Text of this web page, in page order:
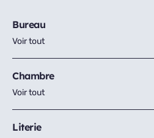
Bureau
Voir tout
Chambre
Voir tout
Literie